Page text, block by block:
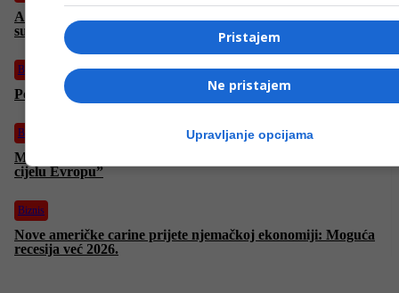
Azijske berze pale, a nafta ublažila rast zbog neizvjesnosti u
sukobu SAD-a i Irana
Biznis
Penzije u FBiH 5. maja: Za isplatu više od 355 miliona KM
Biznis
Merz: “Trumpove carine ne pogađaju samo Njemačku, već
cijelu Evropu”
Biznis
Nove američke carine prijete njemačkoj ekonomiji: Moguća
recesija već 2026.
Pristajem
Ne pristajem
Upravljanje opcijama